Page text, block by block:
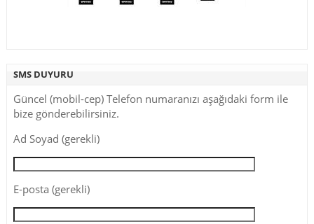
SMS DUYURU
Güncel (mobil-cep) Telefon numaranızı aşağıdaki form ile
bize gönderebilirsiniz.
Ad Soyad (gerekli)
E-posta (gerekli)